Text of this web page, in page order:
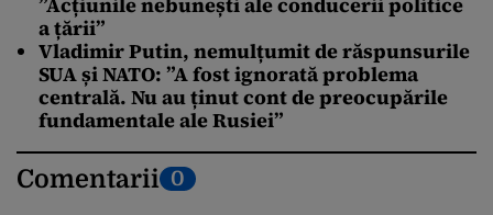
a țării”
Vladimir Putin, nemulțumit de răspunsurile
SUA și NATO: ”A fost ignorată problema
centrală. Nu au ținut cont de preocupările
fundamentale ale Rusiei”
Comentarii 0